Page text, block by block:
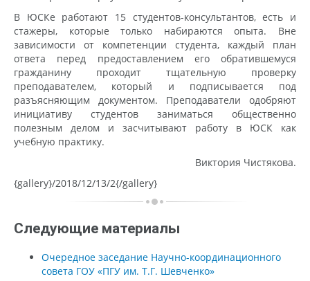
В ЮСКе работают 15 студентов-консультантов, есть и
стажеры, которые только набираются опыта. Вне
зависимости от компетенции студента, каждый план
ответа перед предоставлением его обратившемуся
гражданину проходит тщательную проверку
преподавателем, который и подписывается под
разъясняющим документом. Преподаватели одобряют
инициативу студентов заниматься общественно
полезным делом и засчитывают работу в ЮСК как
учебную практику.
Виктория Чистякова.
{gallery}/2018/12/13/2{/gallery}
Следующие материалы
Очередное заседание Научно-координационного
совета ГОУ «ПГУ им. Т.Г. Шевченко»